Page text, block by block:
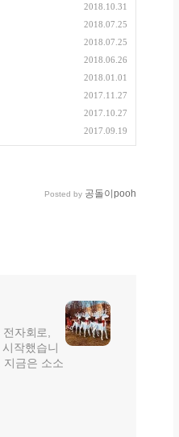
2018.10.31
2018.07.25
2018.07.25
2018.06.26
2018.01.01
2017.11.27
2017.10.27
2017.09.19
Posted by 공돌이pooh
자회로,
작했습니
지금은 소소